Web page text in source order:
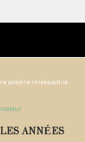
années croissantes
ANNÉES